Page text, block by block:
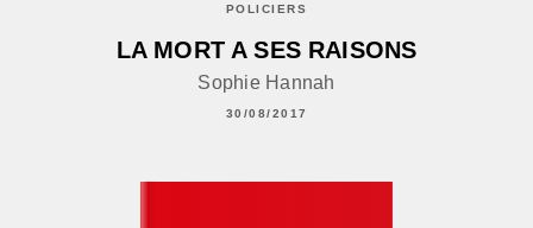
POLICIERS
LA MORT A SES RAISONS
Sophie Hannah
30/08/2017